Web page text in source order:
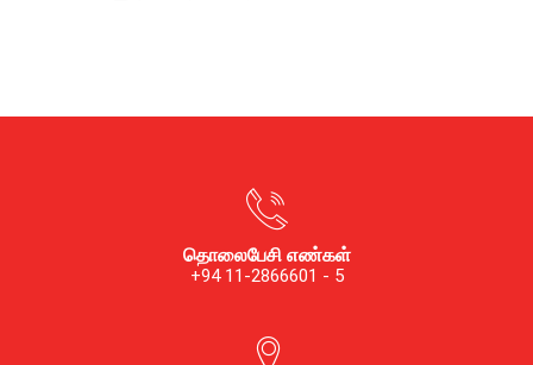
தொலைபேசி எண்கள்
+94 11-2866601 - 5